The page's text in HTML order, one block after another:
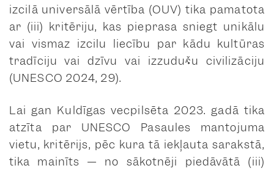
izcilā universālā vērtība (OUV) tika pamatota
ar (iii) kritēriju, kas pieprasa sniegt unikālu
vai vismaz izcilu liecību par kādu kultūras
tradīciju vai dzīvu vai izzudušu civilizāciju
(UNESCO 2024, 29).
Lai gan Kuldīgas vecpilsēta 2023. gadā tika
atzīta par UNESCO Pasaules mantojuma
vietu, kritērijs, pēc kura tā iekļauta sarakstā,
tika mainīts — no sākotnēji piedāvātā (iii)